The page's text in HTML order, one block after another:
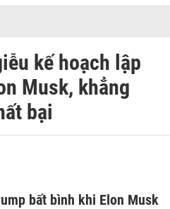
kế hoạch lập
Musk, khẳng
bại
bất bình khi Elon Musk